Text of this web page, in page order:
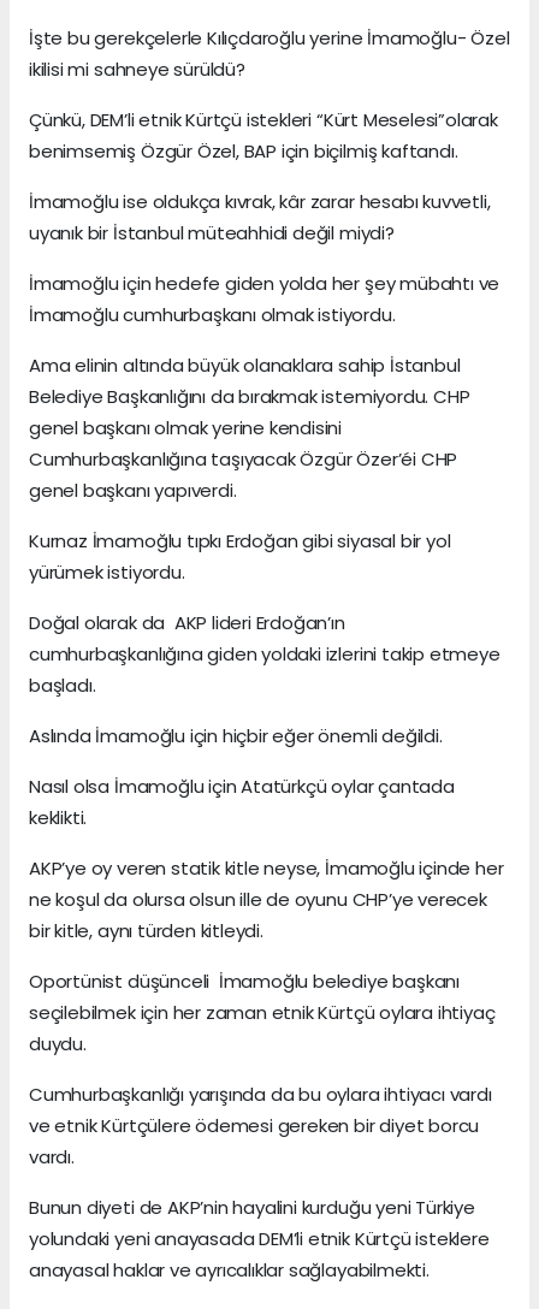
İşte bu gerekçelerle Kılıçdaroğlu yerine İmamoğlu- Özel
ikilisi mi sahneye sürüldü?
Çünkü, DEM’li etnik Kürtçü istekleri “Kürt Meselesi”olarak
benimsemiş Özgür Özel, BAP için biçilmiş kaftandı.
İmamoğlu ise oldukça kıvrak, kâr zarar hesabı kuvvetli,
uyanık bir İstanbul müteahhidi değil miydi?
İmamoğlu için hedefe giden yolda her şey mübahtı ve
İmamoğlu cumhurbaşkanı olmak istiyordu.
Ama elinin altında büyük olanaklara sahip İstanbul
Belediye Başkanlığını da bırakmak istemiyordu. CHP
genel başkanı olmak yerine kendisini
Cumhurbaşkanlığına taşıyacak Özgür Özer’éi CHP
genel başkanı yapıverdi.
Kurnaz İmamoğlu tıpkı Erdoğan gibi siyasal bir yol
yürümek istiyordu.
Doğal olarak da AKP lideri Erdoğan’ın
cumhurbaşkanlığına giden yoldaki izlerini takip etmeye
başladı.
Aslında İmamoğlu için hiçbir eğer önemli değildi.
Nasıl olsa İmamoğlu için Atatürkçü oylar çantada
keklikti.
AKP’ye oy veren statik kitle neyse, İmamoğlu içinde her
ne koşul da olursa olsun ille de oyunu CHP’ye verecek
bir kitle, aynı türden kitleydi.
Oportünist düşünceli İmamoğlu belediye başkanı
seçilebilmek için her zaman etnik Kürtçü oylara ihtiyaç
duydu.
Cumhurbaşkanlığı yarışında da bu oylara ihtiyacı vardı
ve etnik Kürtçülere ödemesi gereken bir diyet borcu
vardı.
Bunun diyeti de AKP’nin hayalini kurduğu yeni Türkiye
yolundaki yeni anayasada DEM’li etnik Kürtçü isteklere
anayasal haklar ve ayrıcalıklar sağlayabilmekti.